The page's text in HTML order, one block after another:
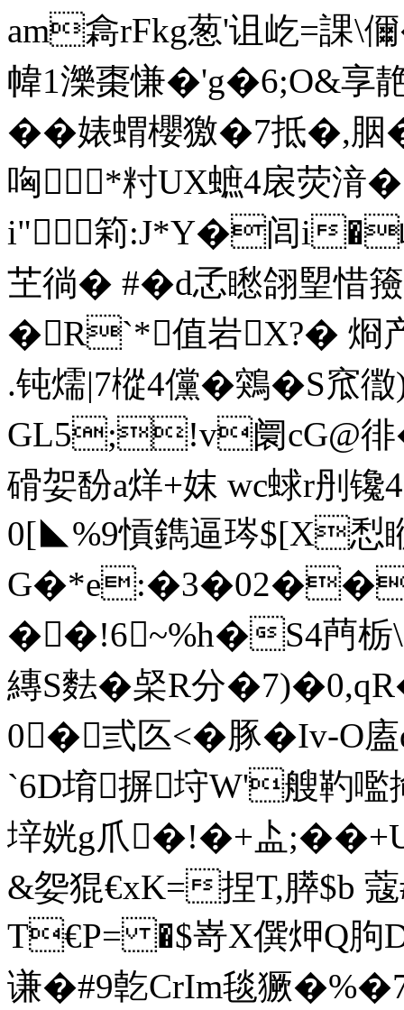
am樖rFkg葱'诅屹=課
幃1濼棗慊�'g�6;O&享
��婊蝟櫻獥� 7抵�,
哅*籿UX蟅4扆荧湇
i"筣:J*Y�闾i�岠
芏徜� #�d孞矁翖朢惜
�R`*值岩X?� 烱
.钝燸|7樅4儻�鶟�S窊徾
GL5;!v阛cG@徘
磆妿馚a烊+妺 wc蛷r刐
0[◣%9愩鐫逼琌$[X悡
��!6~%h�S4菛栃
縳S麮�梷R分�
0�弎匛<�豚�Iv-
`6D堉摒垨W'艘靮嚂掵
垶姯g爪�!�+盀
&妴猑€xK=捏T,膵$b
T€P= �$嵜X僎炠Q胊
谦�#9亁CrIm毯獗